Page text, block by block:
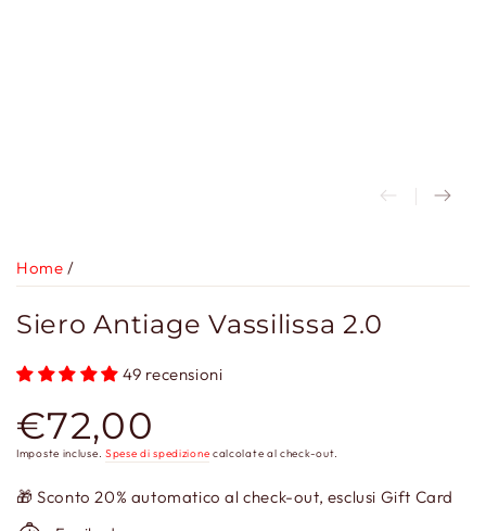
Home /
Siero Antiage Vassilissa 2.0
49 recensioni
Prezzo
regolare
€72,00
Imposte incluse. Spese di spedizione calcolate al check-out.
🎁 Sconto 20% automatico al check-out, esclusi Gift Card